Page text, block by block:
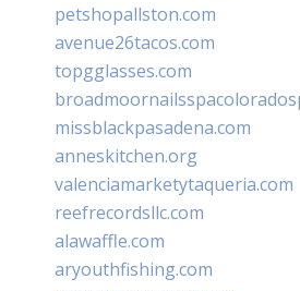
petshopallston.com
avenue26tacos.com
topgglasses.com
missblackpasadena.com
anneskitchen.org
valenciamarketytaqueria.com
reefrecordsllc.com
alawaffle.com
aryouthfishing.com